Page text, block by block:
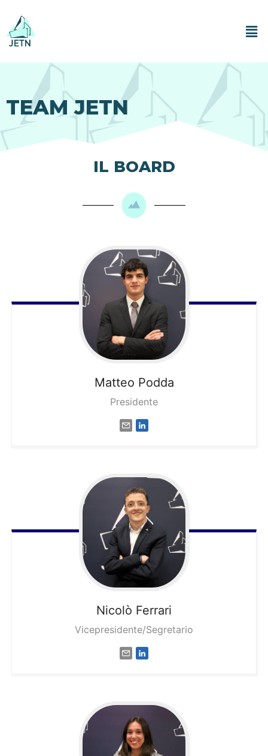
TEAM JETN
IL BOARD
Matteo Podda
Presidente
Nicolò Ferrari
Vicepresidente/Segretario